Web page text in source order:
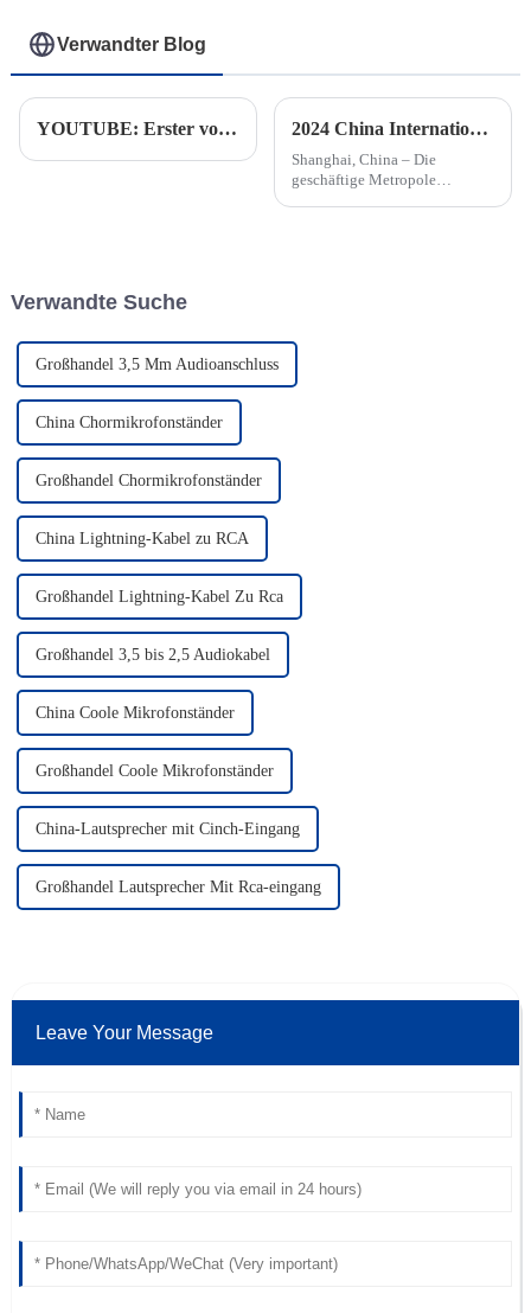
Verwandter Blog
YOUTUBE: Erster voller Container mit Audiokabel auf dem Weg von Thailand in die USA 2024 China Internationale Musikinstrumentenausstellung in Shanghai
Shanghai, China – Die
geschäftige Metropole
Verwandte Suche
Großhandel 3,5 Mm Audioanschluss
China Chormikrofonständer
Großhandel Chormikrofonständer
China Lightning-Kabel zu RCA
Großhandel Lightning-Kabel Zu Rca
Großhandel 3,5 bis 2,5 Audiokabel
China Coole Mikrofonständer
Großhandel Coole Mikrofonständer
China-Lautsprecher mit Cinch-Eingang
Großhandel Lautsprecher Mit Rca-eingang
Leave Your Message